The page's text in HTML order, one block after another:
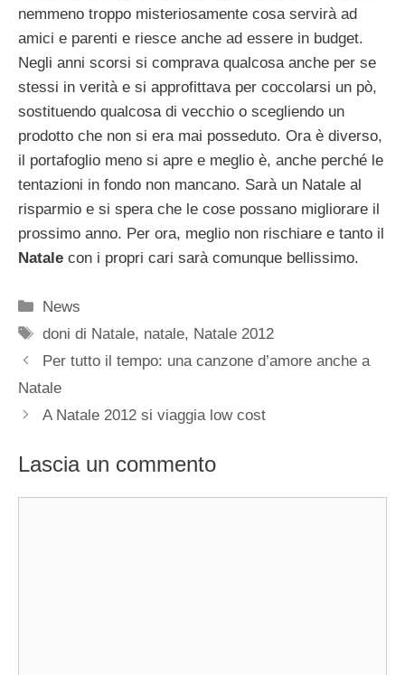
nemmeno troppo misteriosamente cosa servirà ad
amici e parenti e riesce anche ad essere in budget.
Negli anni scorsi si comprava qualcosa anche per se
stessi in verità e si approfittava per coccolarsi un pò,
sostituendo qualcosa di vecchio o scegliendo un
prodotto che non si era mai posseduto. Ora è diverso,
il portafoglio meno si apre e meglio è, anche perché le
tentazioni in fondo non mancano. Sarà un Natale al
risparmio e si spera che le cose possano migliorare il
prossimo anno. Per ora, meglio non rischiare e tanto il
Natale con i propri cari sarà comunque bellissimo.
Categorie
News
Tag
doni di Natale, natale, Natale 2012
Per tutto il tempo: una canzone d’amore anche a
Natale
A Natale 2012 si viaggia low cost
Lascia un commento